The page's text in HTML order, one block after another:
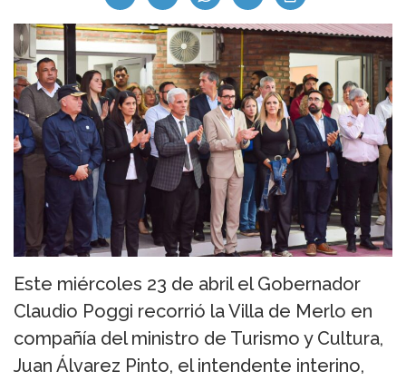
Este miércoles 23 de abril el Gobernador
Claudio Poggi recorrió la Villa de Merlo en
compañía del ministro de Turismo y Cultura,
Juan Álvarez Pinto, el intendente interino,